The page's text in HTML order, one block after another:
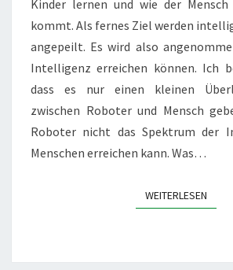
Kinder lernen und wie der Mensch
kommt. Als fernes Ziel werden
angepeilt. Es wird also
Intelligenz erreichen können. Ich
dass es nur einen kleinen
zwischen Roboter und Mensch
Roboter nicht das Spektrum der
Menschen erreichen kann. Was…
WEITERLESEN